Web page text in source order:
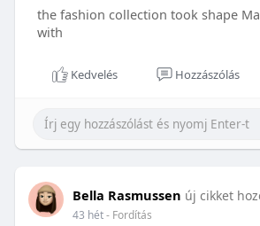
the fashion collection took shape
with
Kedvelés Hozzászólás
Bella Rasmussen új cikket
43 hét- Fordítás